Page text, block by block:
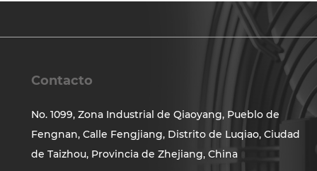
Contacto
No. 1099, Zona Industrial de Qiaoyang, Pueblo de
Fengnan, Calle Fengjiang, Distrito de Luqiao, Ciudad
de Taizhou, Provincia de Zhejiang, China